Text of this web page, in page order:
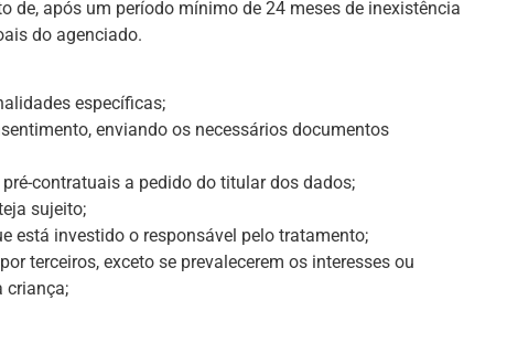
de, após um período mínimo de 24 meses de inexistência
do agenciado.
específicas;
enviando os necessários documentos
contratuais a pedido do titular dos dados;
sujeito;
está investido o responsável pelo tratamento;
terceiros, exceto se prevalecerem os interesses ou
criança;